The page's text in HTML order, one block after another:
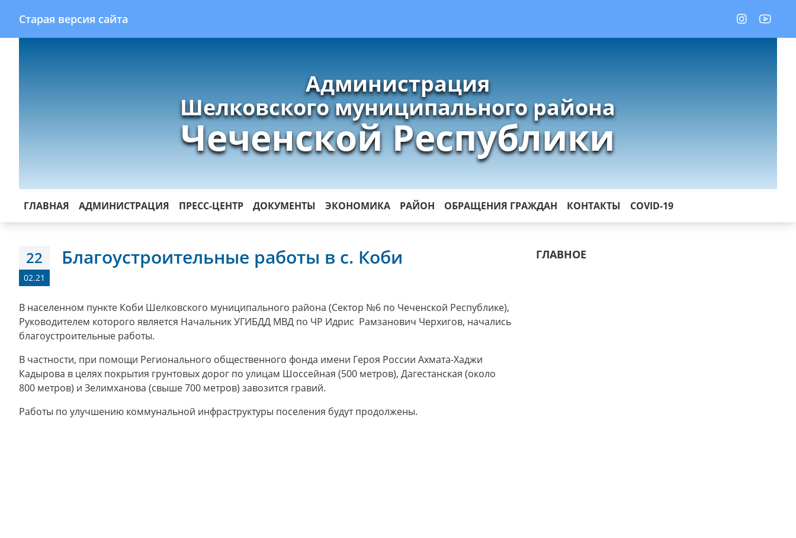
Старая версия сайта
Администрация
Шелковского муниципального района
Чеченской Республики
ГЛАВНАЯ АДМИНИСТРАЦИЯ ПРЕСС-ЦЕНТР ДОКУМЕНТЫ ЭКОНОМИКА РАЙОН ОБРАЩЕНИЯ ГРАЖДАН КОНТАКТЫ COVID-19
22
02.21
Благоустроительные работы в с. Коби
В населенном пункте Коби Шелковского муниципального района (Сектор №6 по Чеченской Республике),
Руководителем которого является Начальник УГИБДД МВД по ЧР Идрис Рамзанович Черхигов, начались
благоустроительные работы.
В частности, при помощи Регионального общественного фонда имени Героя России Ахмата-Хаджи
Кадырова в целях покрытия грунтовых дорог по улицам Шоссейная (500 метров), Дагестанская (около
800 метров) и Зелимханова (свыше 700 метров) завозится гравий.
Работы по улучшению коммунальной инфраструктуры поселения будут продолжены.
ГЛАВНОЕ